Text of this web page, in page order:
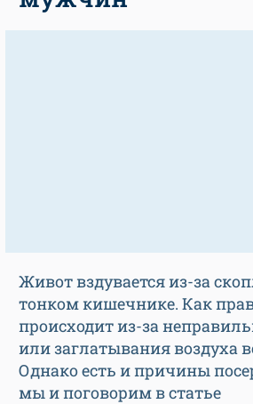
Живот вздувается из-за
тонком кишечнике. Как
происходит из-за
или заглатывания воздуха
Однако есть и причины
мы и поговорим в статье